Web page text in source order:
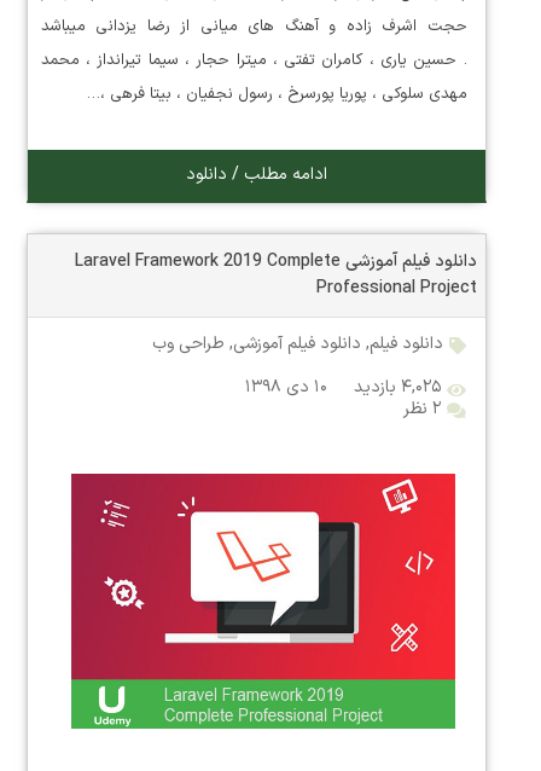
حجت اشرف زاده و آهنگ های میانی از رضا یزدانی میباشد
. حسین یاری ، کامران تفتی ، میترا حجار ، سیما تیرانداز ، محمد
مهدی سلوکی ، پوریا پورسرخ ، رسول نجفیان ، بیتا فرهی ،…
ادامه مطلب / دانلود
دانلود فیلم آموزشی Laravel Framework 2019 Complete
Professional Project
دانلود فیلم, دانلود فیلم آموزشی, طراحی وب
۴,۰۲۵ بازدید
۱۰ دی ۱۳۹۸
۲ نظر